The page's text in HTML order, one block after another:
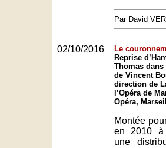
Par David
02/10/2016
Le
Reprise
Thomas
de Vincent
direction de
l’Opéra de
Opéra,
Montée
en 2010 à
une